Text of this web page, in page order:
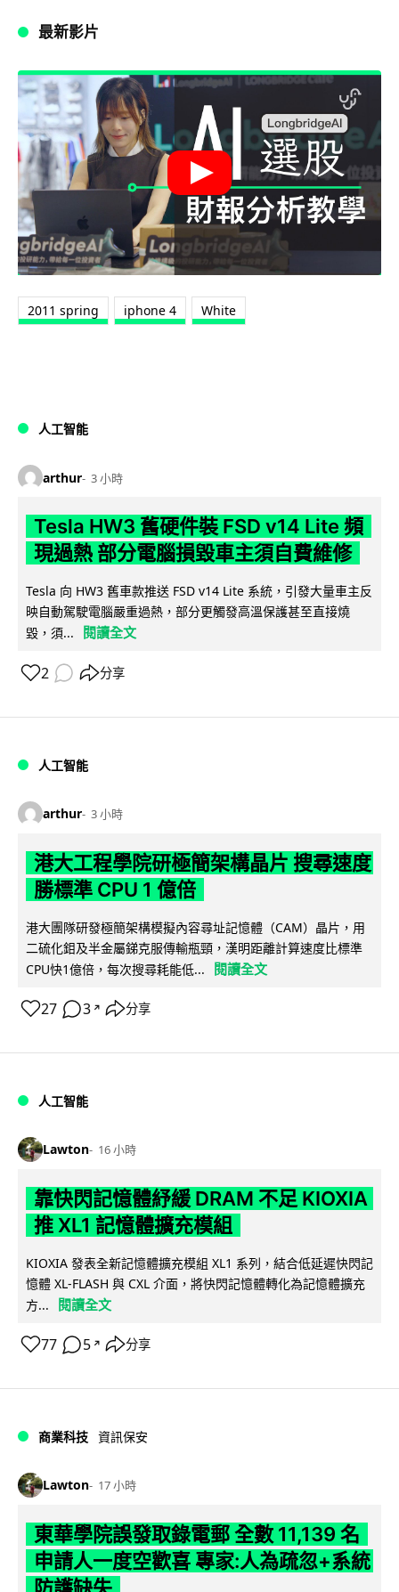
最新影片
2011 spring iphone 4 White
人工智能
arthur 3 小時
Tesla HW3 舊硬件裝 FSD v14 Lite 頻
現過熱 部分電腦損毀車主須自費維修
Tesla 向 HW3 舊車款推送 FSD v14 Lite 系統，引發大量車主反
映自動駕駛電腦嚴重過熱，部分更觸發高溫保護甚至直接燒
毀，須...
閱讀全文
2 分享
人工智能
arthur 3 小時
港大工程學院研極簡架構晶片 搜尋速度
勝標準 CPU 1 億倍
港大團隊研發極簡架構模擬內容尋址記憶體（CAM）晶片，用
二硫化鉬及半金屬銻克服傳輸瓶頸，漢明距離計算速度比標準
CPU快1億倍，每次搜尋耗能低...
閱讀全文
27 3 ↗ 分享
人工智能
Lawton 16 小時
靠快閃記憶體紓緩 DRAM 不足 KIOXIA
推 XL1 記憶體擴充模組
KIOXIA 發表全新記憶體擴充模組 XL1 系列，結合低延遲快閃記
憶體 XL-FLASH 與 CXL 介面，將快閃記憶體轉化為記憶體擴充
方...
閱讀全文
77 5 ↗ 分享
商業科技 資訊保安
Lawton 17 小時
東華學院誤發取錄電郵 全數 11,139 名
申請人一度空歡喜 專家:人為疏忽+系統
防護缺失